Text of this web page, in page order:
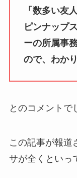
「数多い友
ピンナップ
ーの所属事
ので、わか
とのコメントで
この記事が報道
サが全くといっ